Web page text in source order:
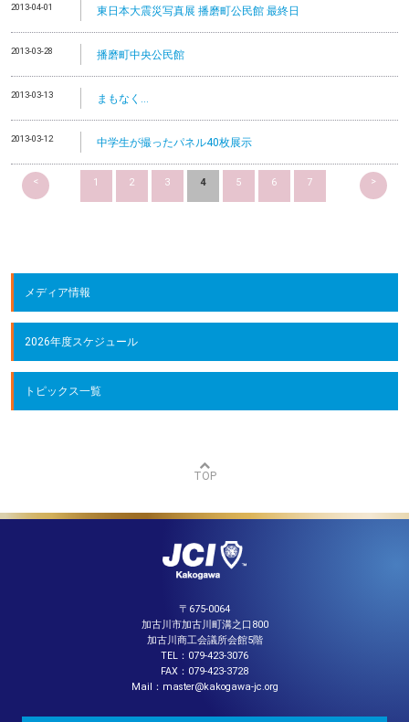
2013-04-01 東日本大震災写真展 播磨町公民館 最終日
2013-03-28 播磨町中央公民館
2013-03-13 まもなく…
2013-03-12 中学生が撮ったパネル40枚展示
< 1 2 3 4 5 6 7 >
メディア情報
2026年度スケジュール
トピックス一覧
TOP
〒675-0064
加古川市加古川町溝之口800
加古川商工会議所会館5階
TEL：079-423-3076
FAX：079-423-3728
Mail：master@kakogawa-jc.org